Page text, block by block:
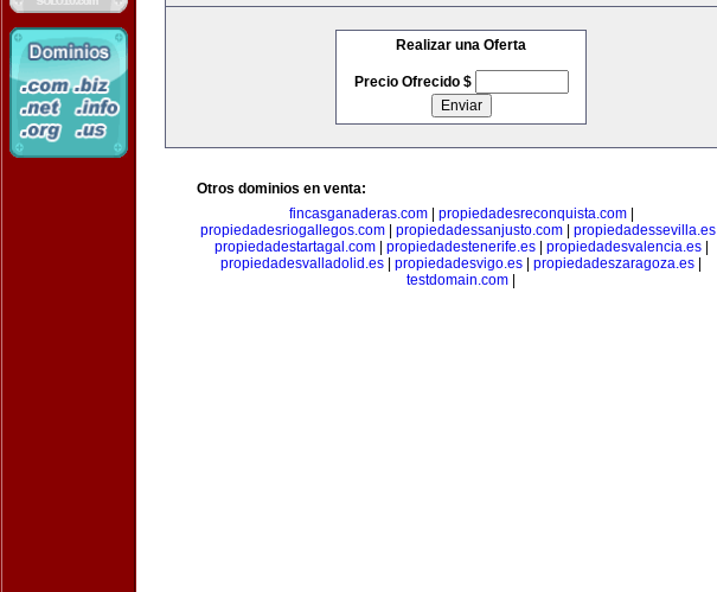
Realizar una Oferta
Precio Ofrecido $
Otros dominios en venta:
fincasganaderas.com| propiedadesreconquista.com|
propiedadesriogallegos.com| propiedadessanjusto.com| propiedadessevilla.es|
propiedadestartagal.com| propiedadestenerife.es| propiedadesvalencia.es|
propiedadesvalladolid.es
propiedadesvigo.es propiedadeszaragoza.es
testdomain.com